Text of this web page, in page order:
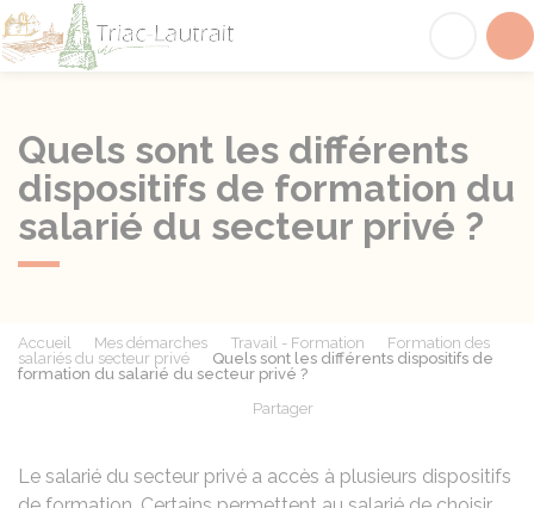
Quels sont les différents
dispositifs de formation du
salarié du secteur privé ?
Accueil Mes démarches Travail - Formation
Formation des
salariés du secteur privé
Quels sont les différents dispositifs de
formation du salarié du secteur privé ?
Partager
Le salarié du secteur privé a accès à plusieurs dispositifs